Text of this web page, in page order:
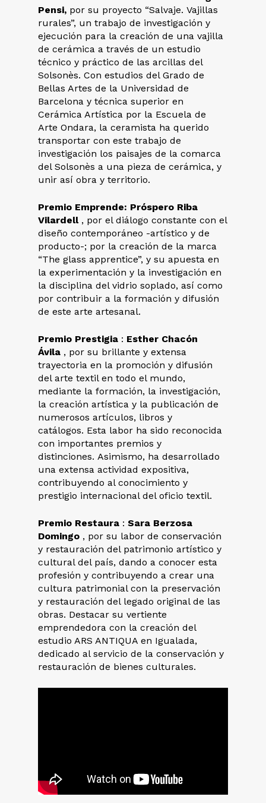
Pensi, por su proyecto “Salvaje. Vajillas
rurales”, un trabajo de investigación y
ejecución para la creación de una vajilla
de cerámica a través de un estudio
técnico y práctico de las arcillas del
Solsonès. Con estudios del Grado de
Bellas Artes de la Universidad de
Barcelona y técnica superior en
Cerámica Artística por la Escuela de
Arte Ondara, la ceramista ha querido
transportar con este trabajo de
investigación los paisajes de la comarca
del Solsonès a una pieza de cerámica, y
unir así obra y territorio.
Premio Emprende: Próspero Riba
Vilardell, por el diálogo constante con el
diseño contemporáneo -artístico y de
producto-; por la creación de la marca
“The glass apprentice”, y su apuesta en
la experimentación y la investigación en
la disciplina del vidrio soplado, así como
por contribuir a la formación y difusión
de este arte artesanal.
Premio Prestigia : Esther Chacón
Ávila , por su brillante y extensa
trayectoria en la promoción y difusión
del arte textil en todo el mundo,
mediante la formación, la investigación,
la creación artística y la publicación de
numerosos artículos, libros y
catálogos. Esta labor ha sido reconocida
con importantes premios y
distinciones. Asimismo, ha desarrollado
una extensa actividad expositiva,
contribuyendo al conocimiento y
prestigio internacional del oficio textil.
Premio Restaura :Sara Berzosa
Domingo , por su labor de conservación
y restauración del patrimonio artístico y
cultural del país, dando a conocer esta
profesión y contribuyendo a crear una
cultura patrimonial con la preservación
y restauración del legado original de las
obras. Destacar su vertiente
emprendedora con la creación del
estudio ARS ANTIQUA en Igualada,
dedicado al servicio de la conservación y
restauración de bienes culturales.